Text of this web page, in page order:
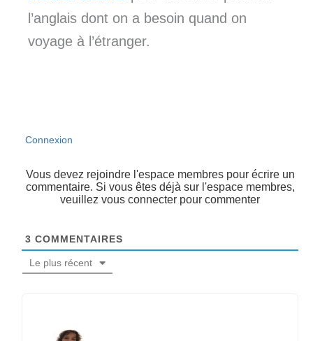
l’anglais dont on a besoin quand on
voyage à l’étranger.
Connexion
Vous devez rejoindre l'espace membres pour écrire un
commentaire. Si vous êtes déjà sur l'espace membres,
veuillez vous connecter pour commenter
3 COMMENTAIRES
Le plus récent